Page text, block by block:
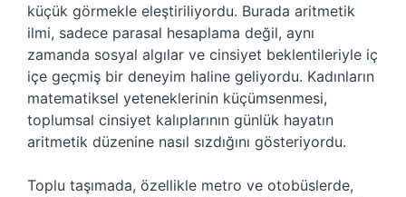
küçük görmekle eleştiriliyordu. Burada aritmetik
ilmi, sadece parasal hesaplama değil, aynı
zamanda sosyal algılar ve cinsiyet beklentileriyle iç
içe geçmiş bir deneyim haline geliyordu. Kadınların
matematiksel yeteneklerinin küçümsenmesi,
toplumsal cinsiyet kalıplarının günlük hayatın
aritmetik düzenine nasıl sızdığını gösteriyordu.
Toplu taşımada, özellikle metro ve otobüslerde,